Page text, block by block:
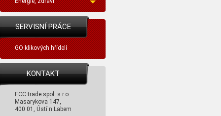
SERVISNÍ PRÁCE
GO klikových hřídelí
KONTAKT
ECC trade spol. s r.o.
Masarykova 147,
400 01, Ústí n Labem